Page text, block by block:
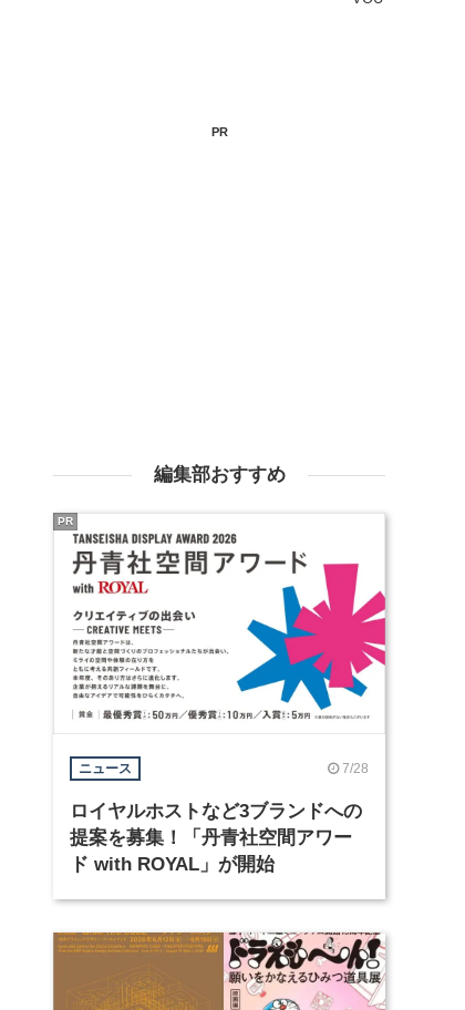
PR
編集部おすすめ
ニュース 7/28
ロイヤルホストなど3ブランドへの
提案を募集！「丹青社空間アワー
ド with ROYAL」が開始
PR